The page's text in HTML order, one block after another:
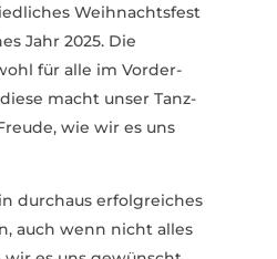
Weih­nachtsfest
Jahr 2025. Die
für alle im Vorder­
macht unser Tanz­
wie wir es uns
durchaus erfolg­reiches
auch wenn nicht alles